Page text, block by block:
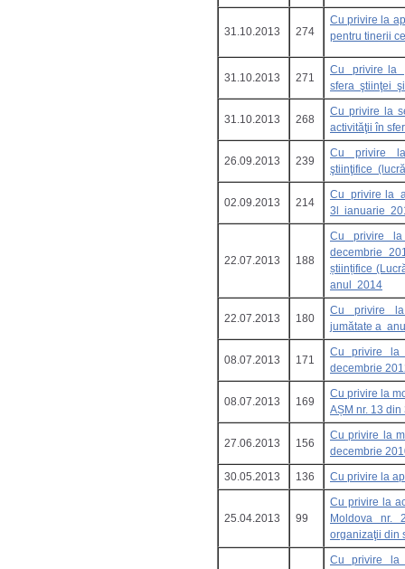
31.10.2013 274
Cu privire la
pentru tinerii
31.10.2013 271
Cu privire la
sfera ştiinţei
31.10.2013 268
Cu privire la
activităţii în
26.09.2013 239
Cu privire la
ştiinţifice
02.09.2013 214
Cu privire la
3l ianuarie
22.07.2013 188
Cu privire la
decembrie
științifice
anul 2014
22.07.2013 180
Cu privire la
jumătate a
08.07.2013 171
Cu privire la
decembrie
08.07.2013 169
Cu privire la
AȘM nr. 13
27.06.2013 156
Cu privire la
decembrie
30.05.2013
136 Cu privire la
25.04.2013 99
Cu privire la
Moldova nr.
organizaţii din
Cu privire la